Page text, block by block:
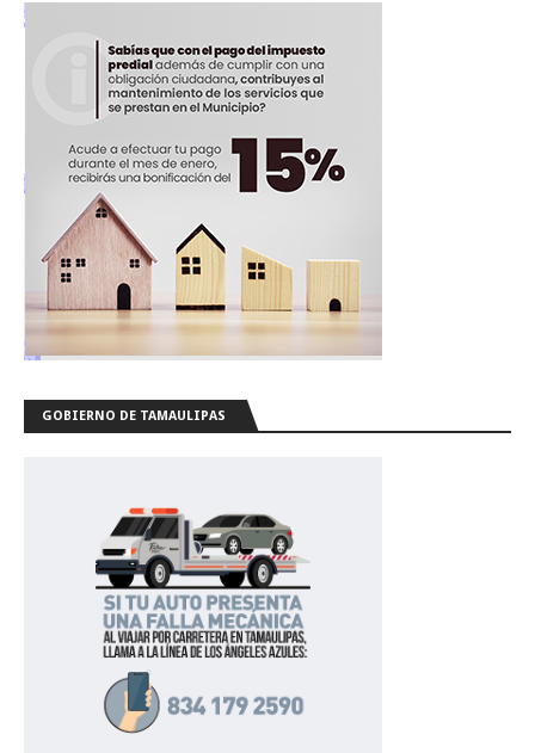
GOBIERNO DE TAMAULIPAS